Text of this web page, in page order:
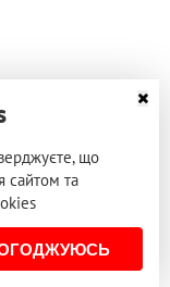
що
сайтом та